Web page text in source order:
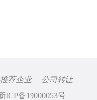
推荐企业
公司转让
ICP备19000053号